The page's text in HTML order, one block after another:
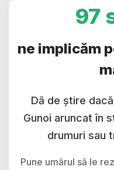
97
ne implicăm
Dă de știre
Gunoi aruncat în
drumuri sau
Pune umărul să le